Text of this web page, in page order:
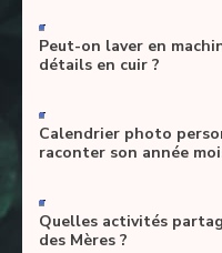
-
Peut-on laver en
détails en cuir ?
-
Calendrier photo
raconter son année
-
Quelles activités
des Mères ?